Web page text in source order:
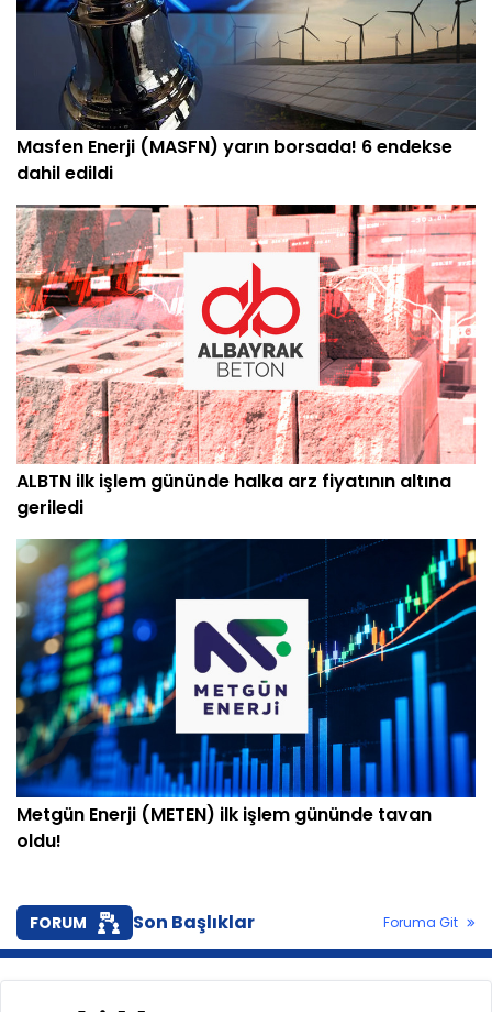
Masfen Enerji (MASFN) yarın borsada! 6 endekse
dahil edildi
ALBTN ilk işlem gününde halka arz fiyatının altına
geriledi
Metgün Enerji (METEN) ilk işlem gününde tavan
oldu!
FORUM Son Başlıklar Foruma Git